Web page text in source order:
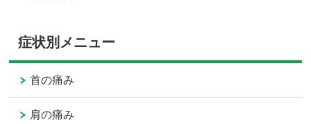
症状別メニュー
首の痛み
肩の痛み